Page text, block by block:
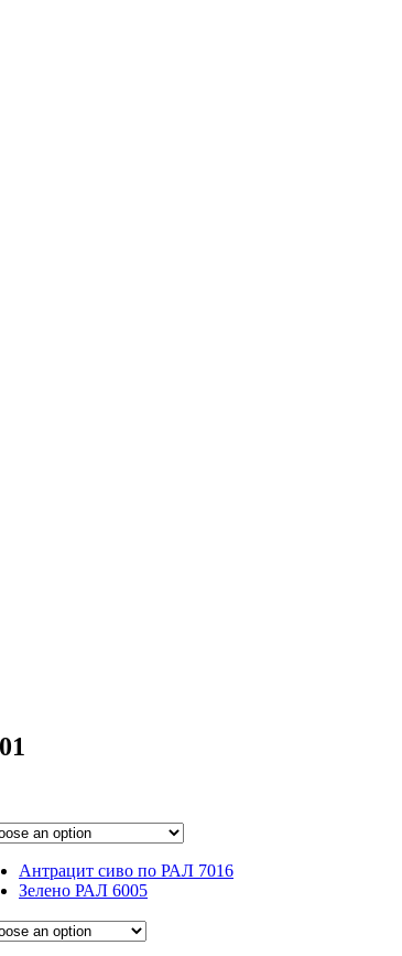
Антрацит сиво по РАЛ 7016
Зелено РАЛ 6005